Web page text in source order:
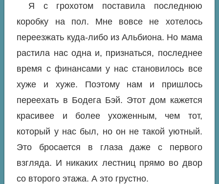
Я с грохотом поставила последнюю
коробку на пол. Мне вовсе не хотелось
переезжать куда-либо из Альбиона. Но мама
растила нас одна и, признаться, последнее
время с финансами у нас становилось все
хуже и хуже. Поэтому нам и пришлось
переехать в Бодега Бэй. Этот дом кажется
красивее и более ухоженным, чем тот,
который у нас был, но он не такой уютный.
Это бросается в глаза даже с первого
взгляда. И никаких лестниц прямо во двор
со второго этажа. А это грустно.